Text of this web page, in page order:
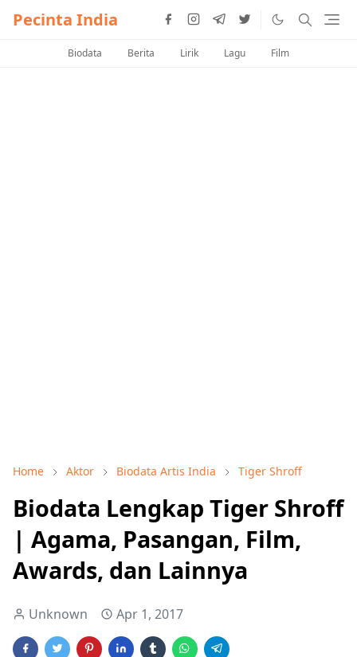
Pecinta India
Biodata Berita Lirik Lagu Film
Home Aktor Biodata Artis India Tiger Shroff
Biodata Lengkap Tiger Shroff
| Agama, Pasangan, Film,
Awards, dan Lainnya
Unknown Apr 1, 2017